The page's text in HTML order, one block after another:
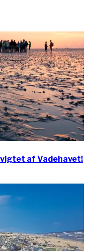
af Vadehavet!